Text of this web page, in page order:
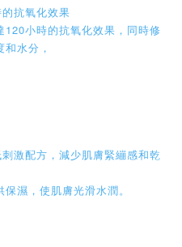
抗氧化效果
小時的抗氧化效果，同時修
水分，
激配方，減少肌膚緊繃感和乾
濕，使肌膚光滑水潤。